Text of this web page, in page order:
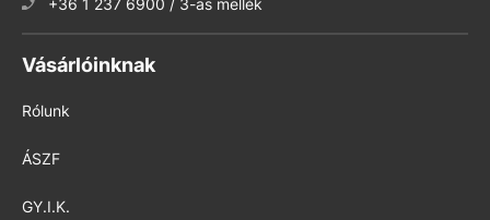
Vásárlóinknak
Rólunk
ÁSZF
GY.I.K.